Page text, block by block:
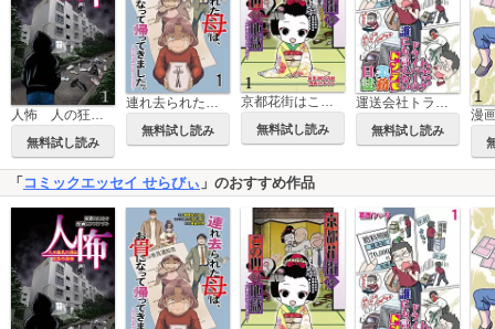
人怖 人の狂気に潜む本当の恐怖 【せらびぃ連載版】
無料試し読み
連れ去られた母は、お骨になって帰ってきました。～成年後見制度の隠された真実～ 【せらびぃ連載版】
無料試し読み
京都花街はこの世の地獄～元舞妓が語る古都の闇～【せらびぃ連載版】
無料試し読み
運送会社トラックドライバーの誰にも言えないトンデモ業務日誌 【せらびぃ連載版】
無料試し読み
「 コミックエッセイ せらびぃ 」のおすすめ作品